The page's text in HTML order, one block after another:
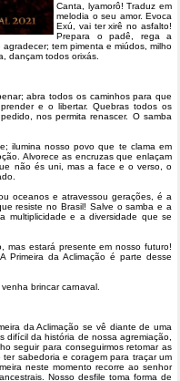
Canta, lyamorô! Traduz em
melodia o seu amor. Evoca
Exú, vai ter xirê no asfalto!
Prepara o padê, rega a
tem pimenta e miúdos, milho
dançam todos orixás.
abra todos os caminhos para que
e o libertar. Quebras todos os
nos permita renascer. O samba
ilumina nosso povo que te clama em
Alvorece as encruzas que enlaçam
não és uni, mas a face e o verso, o
oceanos e atravessou gerações, é a
resiste no Brasil! Salve o samba e a
multiplicidade e a diversidade que se
mas estará presente em nosso futuro!
Primeira da Aclimação é parte desse
brincar carnaval.
da Aclimação se vê diante de uma
difícil da história de nossa agremiação,
seguir para conseguirmos retomar as
sabedoria e coragem para traçar um
neste momento recorre ao senhor
Nosso desfile toma forma de